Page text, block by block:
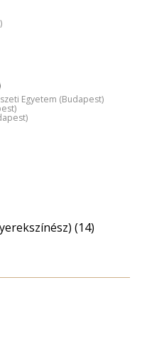
Egyetem (Budapest)
(14)